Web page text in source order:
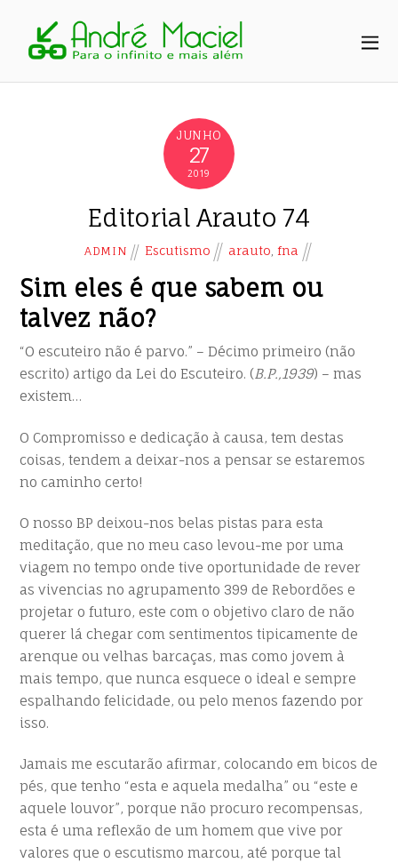
JUNHO
27
2019
Editorial Arauto 74
ADMIN Escutismo arauto,fna
Sim eles é que sabem ou
talvez não?
“O escuteiro não é parvo.” – Décimo primeiro (não
escrito) artigo da Lei do Escuteiro. (B.P.,1939) – mas
existem…
O Compromisso e dedicação à causa, tem destas
coisas, tendem a deixar-nos a pensar se estaremos
no caminho certo!
O nosso BP deixou-nos belas pistas para esta
meditação, que no meu caso levou-me por uma
viagem no tempo onde tive oportunidade de rever
as vivencias no agrupamento 399 de Rebordões e
projetar o futuro, este com o objetivo claro de não
querer lá chegar com sentimentos tipicamente de
arenque ou velhas barcaças, mas como jovem à
mais tempo, que nunca esquece o ideal e sempre
espalhando felicidade, ou pelo menos fazendo por
isso.
Jamais me escutarão afirmar, colocando em bicos de
pés, que tenho “esta e aquela medalha” ou “este e
aquele louvor”, porque não procuro recompensas,
esta é uma reflexão de um homem que vive por
valores que o escutismo marcou, até porque tal